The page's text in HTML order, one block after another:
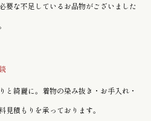
要な不足しているお品物がございました
と綺麗に。着物の染み抜き・お手入れ・
見積もりを承っております。